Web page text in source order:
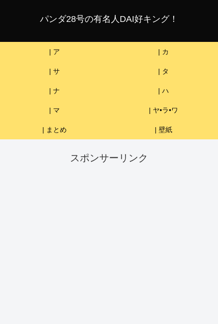
パンダ28号の有名人DAI好キング！
| ア | カ
| サ | タ
| ナ | ハ
| マ | ヤ•ラ•ワ
| まとめ | 壁紙
スポンサーリンク